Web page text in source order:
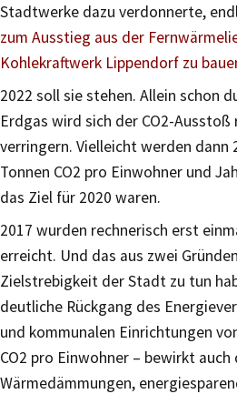
Stadtwerke dazu verdonnerte,
zum Ausstieg aus der
Kohlekraftwerk Lippendorf zu
2022 soll sie stehen. Allein schon
Erdgas wird sich der CO2-
verringern. Vielleicht werden dann
Tonnen CO2 pro Einwohner und
das Ziel für 2020 waren.
2017 wurden rechnerisch erst
erreicht. Und das aus zwei
Zielstrebigkeit der Stadt zu tun
deutliche Rückgang des
und kommunalen Einrichtungen
CO2 pro Einwohner – bewirkt auch
Wärmedämmungen,